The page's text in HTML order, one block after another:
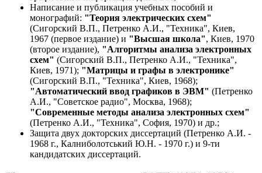
Написание и публикация учебных пособий и
монографий: "Теория электрических схем"
(Сигорский В.П., Петренко А.И., "Техника", Киев,
1967 (первое издание) и "Высшая школа", Киев, 1970
(второе издание), "Алгоритмы анализа электронных
схем" (Сигорский В.П., Петренко А.И., "Техника",
Киев, 1971); "Матрицы и графы в электронике"
(Сигорский В.П., "Техника", Киев, 1968);
"Автоматический ввод графиков в ЭВМ" (Петренко
А.И., "Советское радио", Москва, 1968);
"Современные методы анализа электронных схем"
(Петренко А.И., "Техника", София, 1970) и др.;
Защита двух докторских диссертаций (Петренко А.И. -
1968 г., Калниболотський Ю.Н. - 1970 г.) и 9-ти
кандидатских диссертаций.